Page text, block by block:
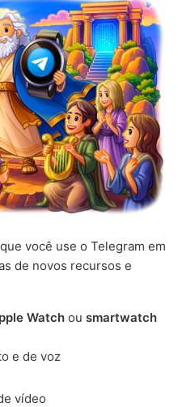
você use o Telegram em
de novos recursos e
Watch ou smartwatch
e de voz
vídeo